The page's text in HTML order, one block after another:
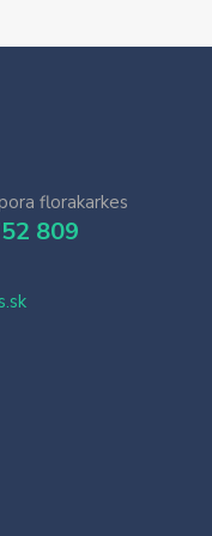
florakarkes
809